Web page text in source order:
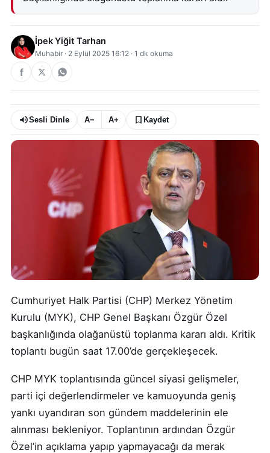
İpek Yiğit Tarhan
Muhabir · 2 Eylül 2025 16:12 · 1 dk okuma
Sesli Dinle A− A+ Kaydet
Cumhuriyet Halk Partisi (CHP) Merkez Yönetim
Kurulu (MYK), CHP Genel Başkanı Özgür Özel
başkanlığında olağanüstü toplanma kararı aldı. Kritik
toplantı bugün saat 17.00’de gerçekleşecek.
CHP MYK toplantısında güncel siyasi gelişmeler,
parti içi değerlendirmeler ve kamuoyunda geniş
yankı uyandıran son gündem maddelerinin ele
alınması bekleniyor. Toplantının ardından Özgür
Özel’in açıklama yapıp yapmayacağı da merak